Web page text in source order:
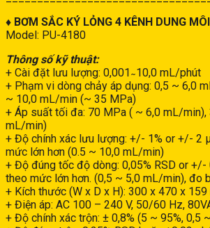
♦ BƠM SẮC KÝ LỎNG 4 KÊNH DUNG MÔI
Model: PU-4180
Thông số kỹ thuật:
+ Cài đặt lưu lượng: 0,001 ̴ 10,0 mL/phút
+ Phạm vi dòng chảy áp dụng: 0,5 ~ 6,0
~ 10,0 mL/min (~ 35 MPa)
+ Áp suất tối đa: 70 MPa ( ~ 6,0 mL/
mL/min)
+ Độ chính xác lưu lượng: +/- 1% or +/- 2
mức lớn hơn (0.5 ~ 10,0 mL/min)
+ Độ đúng tốc độ dòng: 0,05% RSD or +/-
theo mức lớn hơn. (0,5 ~ 5,0 mL/min), đo
+ Kích thước (W x D x H): 300 x 470 x
+ Điện áp: AC 100 – 240 V, 50/60 Hz,
+ Độ chính xác trộn: ± 0,8% (5 ~ 95%, 0,5